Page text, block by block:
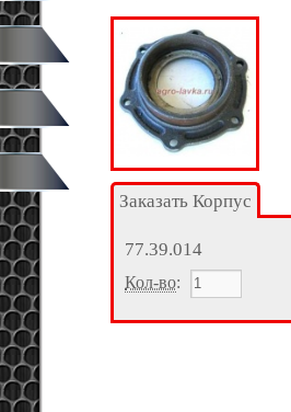
Заказать Корпус
77.39.014
Кол-во: